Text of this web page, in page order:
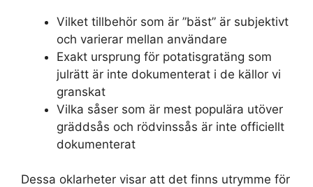
Vilket tillbehör som är ”bäst” är subjektivt
och varierar mellan användare
Exakt ursprung för potatisgratäng som
julrätt är inte dokumenterat i de källor vi
granskat
Vilka såser som är mest populära utöver
gräddsås och rödvinssås är inte officiellt
dokumenterat
Dessa oklarheter visar att det finns utrymme för